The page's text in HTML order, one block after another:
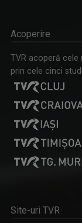
IDENTITATE
Interviu-portret cu
CAP DE AFIȘ
GABRIELA
Lucreză în presă
Acoperire
TVR acoperă
prin cele cinci
Site-uri TVR